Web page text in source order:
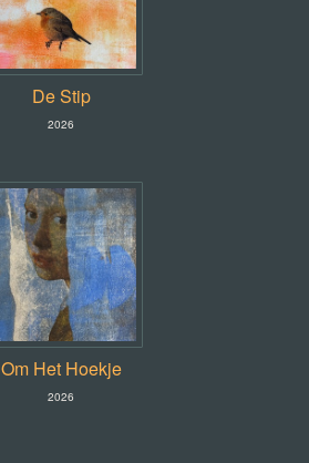
De Stip
2026
Om Het Hoekje
2026